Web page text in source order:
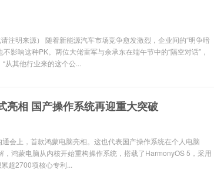
注明来源） 随着新能源汽车市场竞争愈发激烈，企业间的“明争暗
影响这种PK。两位大佬雷军与余承东在端午节中的“隔空对话”，
其他行业来的这个公...
亮相 国产操作系统再迎重大突破
会上，首款鸿蒙电脑亮相。这也代表国产操作系统在个人电脑
，鸿蒙电脑从内核开始重构操作系统，搭载了HarmonyOS 5，采用
超2700项核心专利...